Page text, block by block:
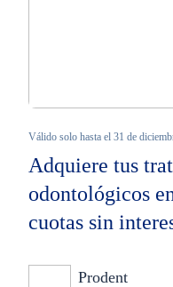
Válido solo hasta el 31 de
Adquiere tus
odontológicos
cuotas sin
Prodent